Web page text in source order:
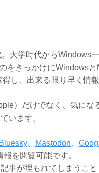
大学時代からWindows
をきっかけにWindows
し、出来る限り早く情
）だけでなく、気にな
います。
Bluesky Mastodon
を閲覧可能です。
事が埋もれてしまうこ